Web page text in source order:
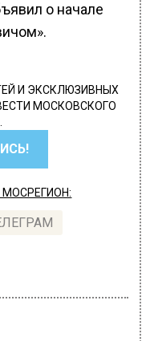
о начале
И ЭКСКЛЮЗИВНЫХ
МОСКОВСКОГО